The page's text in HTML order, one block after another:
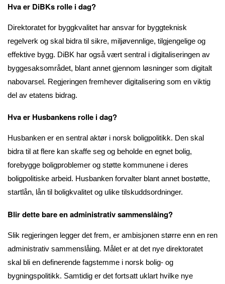
Hva er DiBKs rolle i dag?
Direktoratet for byggkvalitet har ansvar for byggteknisk
regelverk og skal bidra til sikre, miljøvennlige, tilgjengelige og
effektive bygg. DiBK har også vært sentral i digitaliseringen av
byggesaksområdet, blant annet gjennom løsninger som digitalt
nabovarsel. Regjeringen fremhever digitalisering som en viktig
del av etatens bidrag.
Hva er Husbankens rolle i dag?
Husbanken er en sentral aktør i norsk boligpolitikk. Den skal
bidra til at flere kan skaffe seg og beholde en egnet bolig,
forebygge boligproblemer og støtte kommunene i deres
boligpolitiske arbeid. Husbanken forvalter blant annet bostøtte,
startlån, lån til boligkvalitet og ulike tilskuddsordninger.
Blir dette bare en administrativ sammenslåing?
Slik regjeringen legger det frem, er ambisjonen større enn en ren
administrativ sammenslåing. Målet er at det nye direktoratet
skal bli en definerende fagstemme i norsk bolig- og
bygningspolitikk. Samtidig er det fortsatt uklart hvilke nye